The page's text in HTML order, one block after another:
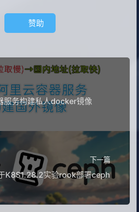
赞助
服务构建私人docker镜像
下一篇
K8S1.28.2实验rook部署ceph